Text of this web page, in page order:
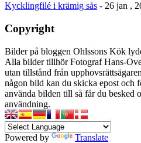
Kycklingfilé i krämig sås - 26 jan ,
Copyright
Bilder på bloggen Ohlssons Kök
Alla bilder tillhör Fotograf Hans-
utan tillstånd från
någon bild kan du skicka epost och
använda bilden till så får du besked
användning.
Powered by Translate